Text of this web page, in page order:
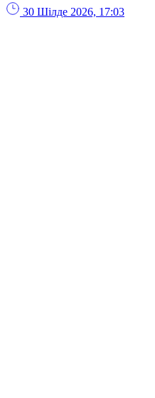
30 Шілде 2026, 17:03